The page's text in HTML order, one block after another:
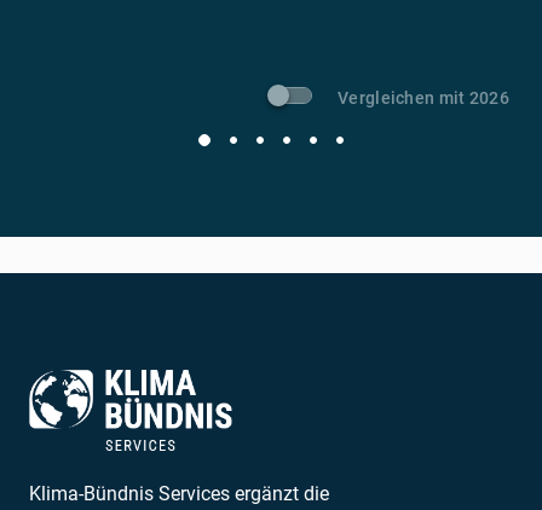
Vergleichen mit 2026
Klima-Bündnis Services ergänzt die